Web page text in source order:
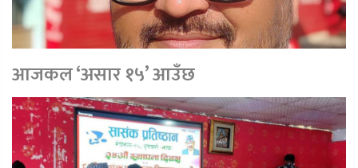
आजकल ‘असार १५’ आउँछ